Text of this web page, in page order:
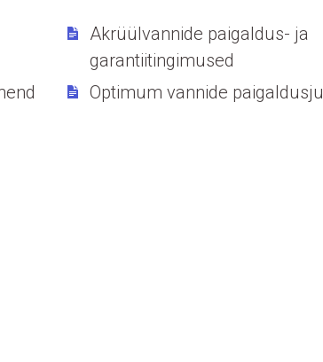
Akrüülvannide paigaldus- ja
garantiitingimused
Optimum vannide